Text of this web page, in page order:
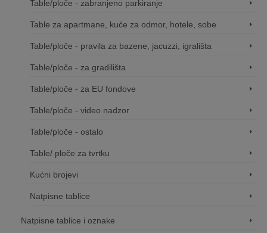
Table/ploče - zabranjeno parkiranje
Table za apartmane, kuće za odmor, hotele, sobe
Table/ploče - pravila za bazene, jacuzzi, igrališta
Table/ploče - za gradilišta
Table/ploče - za EU fondove
Table/ploče - video nadzor
Table/ploče - ostalo
Table/ ploče za tvrtku
Kućni brojevi
Natpisne tablice
Natpisne tablice i oznake